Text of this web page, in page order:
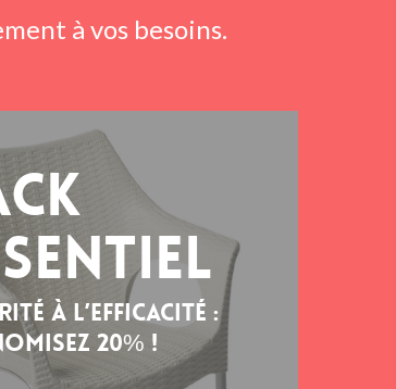
à vos besoins.
à l’efficacité :
20% !